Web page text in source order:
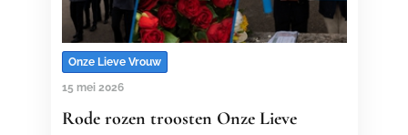
Onze Lieve Vrouw
15 mei 2026
Rode rozen troosten Onze Lieve